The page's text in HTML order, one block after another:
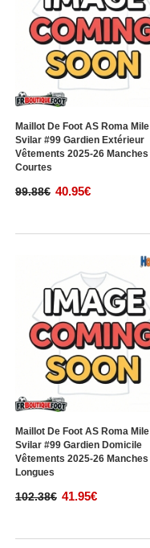
Maillot De Foot AS Roma Mile
Svilar #99 Gardien Extérieur
Vêtements 2025-26 Manches
Courtes
99.88€ 40.95€
Maillot De Foot AS Roma Mile
Svilar #99 Gardien Domicile
Vêtements 2025-26 Manches
Longues
102.38€ 41.95€